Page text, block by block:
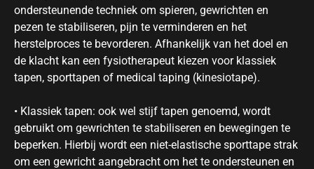
ondersteunende techniek om spieren, gewrichten en
pezen te stabiliseren, pijn te verminderen en het
herstelproces te bevorderen. Afhankelijk van het doel en
de klacht kan een fysiotherapeut kiezen voor klassiek
tapen, sporttapen of medical taping (kinesiotape).
• Klassiek tapen: ook wel stijf tapen genoemd, wordt
gebruikt om gewrichten te stabiliseren en bewegingen te
beperken. Hierbij wordt een niet-elastische sporttape strak
om een gewricht aangebracht om het te ondersteunen en